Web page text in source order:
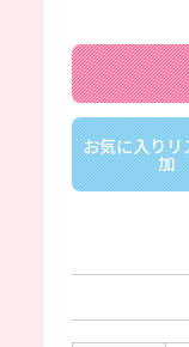
お気に入りリ
加